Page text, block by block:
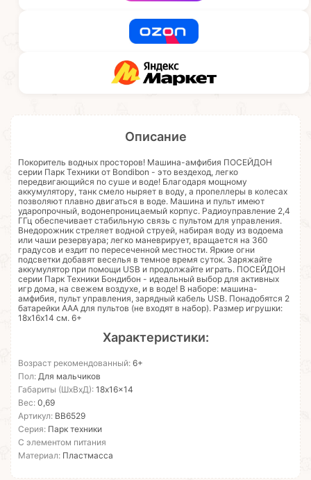
Описание
Покоритель водных просторов! Машина-амфибия ПОСЕЙДОН
серии Парк Техники от Bondibon - это вездеход, легко
передвигающийся по суше и воде! Благодаря мощному
аккумулятору, танк смело ныряет в воду, а пропеллеры в колесах
позволяют плавно двигаться в воде. Машина и пульт имеют
ударопрочный, водонепроницаемый корпус. Радиоуправление 2,4
ГГц обеспечивает стабильную связь с пультом для управления.
Внедорожник стреляет водной струей, набирая воду из водоема
или чаши резервуара; легко маневрирует, вращается на 360
градусов и ездит по пересеченной местности. Яркие огни
подсветки добавят веселья в темное время суток. Заряжайте
аккумулятор при помощи USB и продолжайте играть. ПОСЕЙДОН
серии Парк Техники Бондибон - идеальный выбор для активных
игр дома, на свежем воздухе, и в воде! В наборе: машина-
амфибия, пульт управления, зарядный кабель USB. Понадобятся 2
батарейки ААА для пультов (не входят в набор). Размер игрушки:
18х16х14 см. 6+
Характеристики:
Возраст рекомендованный: 6+
Пол: Для мальчиков
Габариты (ШхВхД): 18x16x14
Вес: 0,69
Артикул: ВВ6529
Серия: Парк техники
С элементом питания
Материал: Пластмасса